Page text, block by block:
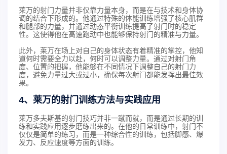
莱万的射门力量并非仅靠力量本身，而是在与技术和身体协
调的结合下形成的。他通过特殊的体能训练增强了核心肌群
和腿部的力量，并通过动态平衡训练提高了射门时的稳定
性。这使得他在高速跑动中也能够保持射门的精准与力量。
此外，莱万在场上对自己的身体状态有着精准的掌控，他知
道何时需要全力以赴，何时可以调整力量。通过对射门角
度、位置的把握，他能够在不同情况下调整自己的射门力
度，避免力量过大或过小，确保每次射门都能发挥出最佳效
果。
4、莱万的射门训练方法与实践应用
莱万多夫斯基的射门技巧并非一蹴而就，而是通过长期的训
练和实践应用逐步磨练出来的。在他的日常训练中，射门不
仅仅是简单的练习，而是一种综合性的训练，包括脚感、爆
发力、反应速度等方面的训练。